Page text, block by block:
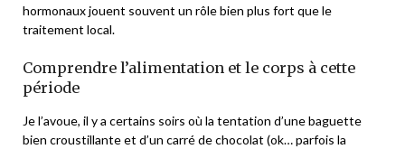
hormonaux jouent souvent un rôle bien plus fort que le
traitement local.
Comprendre l’alimentation et le corps à cette
période
Je l’avoue, il y a certains soirs où la tentation d’une baguette
bien croustillante et d’un carré de chocolat (ok… parfois la